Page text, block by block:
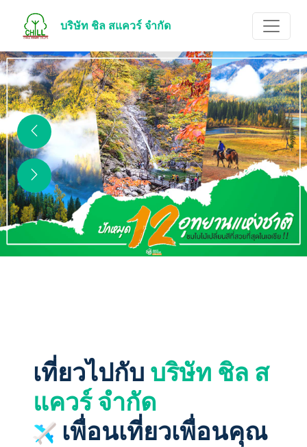
บริษัท ชิล สแควร์ จำกัด
เที่ยวไปกับ บริษัท ชิล ส
แควร์ จำกัด
เพื่อนเที่ยวเพื่อนคุณ